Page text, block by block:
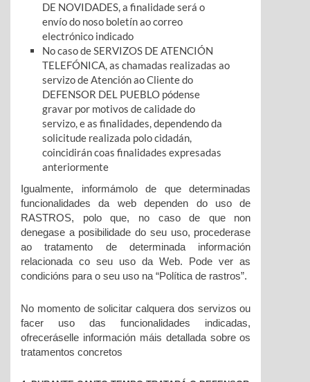
DE NOVIDADES, a finalidade será o
envío do noso boletín ao correo
electrónico indicado
No caso de SERVIZOS DE ATENCIÓN
TELEFÓNICA, as chamadas realizadas ao
servizo de Atención ao Cliente do
DEFENSOR DEL PUEBLO pódense
gravar por motivos de calidade do
servizo, e as finalidades, dependendo da
solicitude realizada polo cidadán,
coincidirán coas finalidades expresadas
anteriormente
Igualmente, informámolo de que determinadas
funcionalidades da web dependen do uso de
RASTROS, polo que, no caso de que non
denegase a posibilidade do seu uso, procederase
ao tratamento de determinada información
relacionada co seu uso da Web. Pode ver as
condicións para o seu uso na “Política de rastros”.
No momento de solicitar calquera dos servizos ou
facer uso das funcionalidades indicadas,
ofreceráselle información máis detallada sobre os
tratamentos concretos